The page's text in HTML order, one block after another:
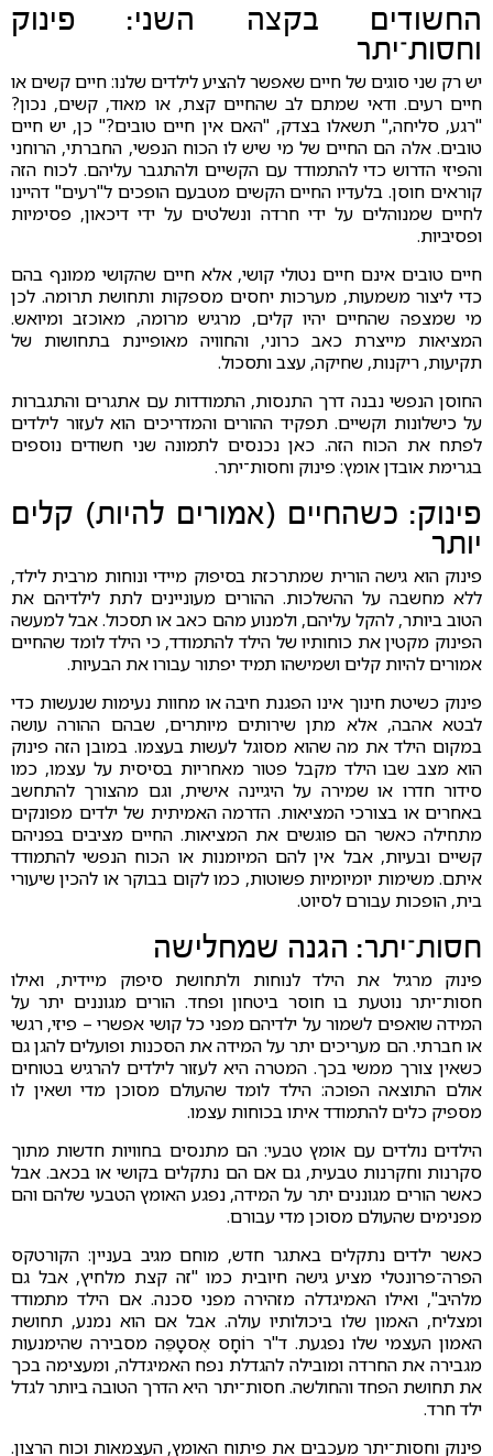
החשודים בקצה השני: פינוק
וחסות־יתר
יש רק שני סוגים של חיים שאפשר להציע לילדים שלנו: חיים קשים או
חיים רעים. ודאי שמתם לב שהחיים קצת, או מאוד, קשים, נכון?
"רגע, סליחה," תשאלו בצדק, "האם אין חיים טובים?" כן, יש חיים
טובים. אלה הם החיים של מי שיש לו הכוח הנפשי, החברתי, הרוחני
והפיזי הדרוש כדי להתמודד עם הקשיים ולהתגבר עליהם. לכוח הזה
קוראים חוסן. בלעדיו החיים הקשים מטבעם הופכים ל"רעים" דהיינו
לחיים שמנוהלים על ידי חרדה ונשלטים על ידי דיכאון, פסימיות
ופסיביות.
חיים טובים אינם חיים נטולי קושי, אלא חיים שהקושי ממונף בהם
כדי ליצור משמעות, מערכות יחסים מספקות ותחושת תרומה. לכן
מי שמצפה שהחיים יהיו קלים, מרגיש מרומה, מאוכזב ומיואש.
המציאות מייצרת כאב כרוני, והחוויה מאופיינת בתחושות של
תקיעות, ריקנות, שחיקה, עצב ותסכול.
החוסן הנפשי נבנה דרך התנסות, התמודדות עם אתגרים והתגברות
על כישלונות וקשיים. תפקיד ההורים והמדריכים הוא לעזור לילדים
לפתח את הכוח הזה. כאן נכנסים לתמונה שני חשודים נוספים
בגרימת אובדן אומץ: פינוק וחסות־יתר.
פינוק: כשהחיים (אמורים להיות) קלים
יותר
פינוק הוא גישה הורית שמתרכזת בסיפוק מיידי ונוחות מרבית לילד,
ללא מחשבה על ההשלכות. ההורים מעוניינים לתת לילדיהם את
הטוב ביותר, להקל עליהם, ולמנוע מהם כאב או תסכול. אבל למעשה
הפינוק מקטין את כוחותיו של הילד להתמודד, כי הילד לומד שהחיים
אמורים להיות קלים ושמישהו תמיד יפתור עבורו את הבעיות.
פינוק כשיטת חינוך אינו הפגנת חיבה או מחוות נעימות שנעשות כדי
לבטא אהבה, אלא מתן שירותים מיותרים, שבהם ההורה עושה
במקום הילד את מה שהוא מסוגל לעשות בעצמו. במובן הזה פינוק
הוא מצב שבו הילד מקבל פטור מאחריות בסיסית על עצמו, כמו
סידור חדרו או שמירה על היגיינה אישית, וגם מהצורך להתחשב
באחרים או בצורכי המציאות. הדרמה האמיתית של ילדים מפונקים
מתחילה כאשר הם פוגשים את המציאות. החיים מציבים בפניהם
קשיים ובעיות, אבל אין להם המיומנות או הכוח הנפשי להתמודד
איתם. משימות יומיומיות פשוטות, כמו לקום בבוקר או להכין שיעורי
בית, הופכות עבורם לסיוט.
חסות־יתר: הגנה שמחלישה
פינוק מרגיל את הילד לנוחות ולתחושת סיפוק מיידית, ואילו
חסות־יתר נוטעת בו חוסר ביטחון ופחד. הורים מגוננים יתר על
המידה שואפים לשמור על ילדיהם מפני כל קושי אפשרי – פיזי, רגשי
או חברתי. הם מעריכים יתר על המידה את הסכנות ופועלים להגן גם
כשאין צורך ממשי בכך. המטרה היא לעזור לילדים להרגיש בטוחים
אולם התוצאה הפוכה: הילד לומד שהעולם מסוכן מדי ושאין לו
מספיק כלים להתמודד איתו בכוחות עצמו.
הילדים נולדים עם אומץ טבעי: הם מתנסים בחוויות חדשות מתוך
סקרנות וחקרנות טבעית, גם אם הם נתקלים בקושי או בכאב. אבל
כאשר הורים מגוננים יתר על המידה, נפגע האומץ הטבעי שלהם והם
מפנימים שהעולם מסוכן מדי עבורם.
כאשר ילדים נתקלים באתגר חדש, מוחם מגיב בעניין: הקורטקס
הפרה־פרונטלי מציע גישה חיובית כמו "זה קצת מלחיץ, אבל גם
מלהיב", ואילו האמיגדלה מזהירה מפני סכנה. אם הילד מתמודד
ומצליח, האמון שלו ביכולותיו עולה. אבל אם הוא נמנע, תחושת
האמון העצמי שלו נפגעת. ד"ר רוֹחָס אֶסטָפֵּה מסבירה שהימנעות
מגבירה את החרדה ומובילה להגדלת נפח האמיגדלה, ומעצימה בכך
את תחושת הפחד והחולשה. חסות־יתר היא הדרך הטובה ביותר לגדל
ילד חרד.
פינוק וחסות־יתר מעכבים את פיתוח האומץ, העצמאות וכוח הרצון.